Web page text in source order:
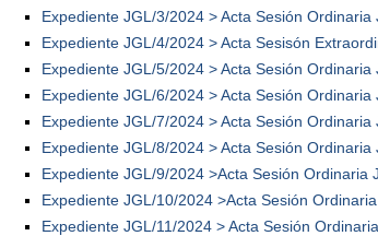
Expediente JGL/3/2024 > Acta Sesión Ordinaria
Expediente JGL/4/2024 > Acta Sesisón
Expediente JGL/5/2024 > Acta Sesión Ordinaria
Expediente JGL/6/2024 > Acta Sesión Ordinaria
Expediente JGL/7/2024 > Acta Sesión Ordinaria
Expediente JGL/8/2024 > Acta Sesión Ordinaria
Expediente JGL/9/2024 >Acta Sesión Ordinaria
Expediente JGL/10/2024 >Acta Sesión
Expediente JGL/11/2024 > Acta Sesión